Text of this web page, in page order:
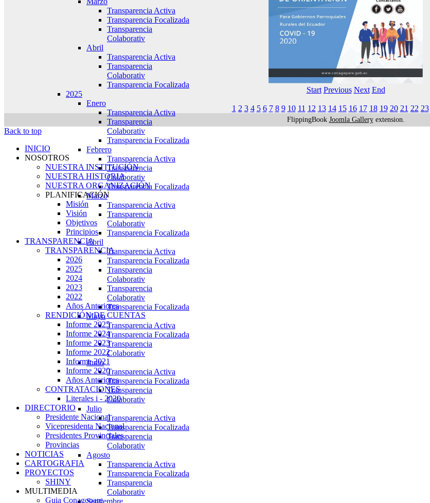
Transparencia Activa
Transparencia Focalizada
Transparencia
Colaborativ
Abril
Transparencia Activa
Transparencia
Colaborativ
Transparencia Focalizada
2025
Enero
Transparencia Activa
Transparencia
Colaborativ
Transparencia Focalizada
Febrero
Transparencia Activa
Transparencia
Colaborativ
Transparencia Focalizada
Marzo
Transparencia Activa
Transparencia
Colaborativ
Transparencia Focalizada
Abril
Transparencia Activa
Transparencia Focalizada
Transparencia
Colaborativ
Transparencia
Colaborativ
Transparencia Focalizada
Mayo
Transparencia Activa
Transparencia Focalizada
Transparencia
Colaborativ
Junio
Transparencia Activa
Transparencia Focalizada
Transparencia
Colaborativ
Julio
Transparencia Activa
Transparencia Focalizada
Transparencia
Colaborativ
Agosto
Transparencia Activa
Transparencia Focalizada
Transparencia
Colaborativ
Septiembre
Start Previous Next End
1 2 3 4 5 6 7 8 9 10 11 12 13 14 15 16 17 18 19 20 21 22 23
FlippingBook Joomla Galleryextension.
Back to top
INICIO
NOSOTROS
NUESTRA INSTITUCIÓN
NUESTRA HISTORIA
NUESTRA ORGANIZACIÓN
PLANIFICACIÓN
Misión
Visión
Objetivos
Principios
TRANSPARENCIA
TRANSPARENCIA
2026
2025
2024
2023
2022
Años Anteriores
RENDICIÓN DE CUENTAS
Informe 2025
Informe 2024
Informe 2023
Informe 2022
Informe 2021
Informe 2020
Años Anteriores
CONTRATACIONES
Literales i - 2020
DIRECTORIO
Presidente Nacional
Vicepresidenta Nacional
Presidentes Provinciales
Provincias
NOTICIAS
CARTOGRAFIA
PROYECTOS
SHINY
MULTIMEDIA
Guia Conagopare